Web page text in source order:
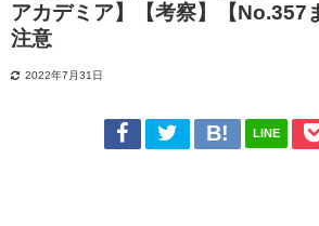
アカデミア】【考察】【
注意
2022年7月31日
LINE